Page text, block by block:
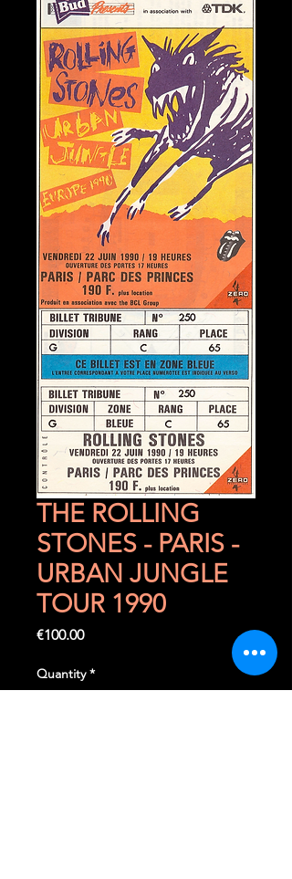
THE ROLLING
STONES - PARIS -
URBAN JUNGLE
TOUR 1990
€100.00Price
Quantity *